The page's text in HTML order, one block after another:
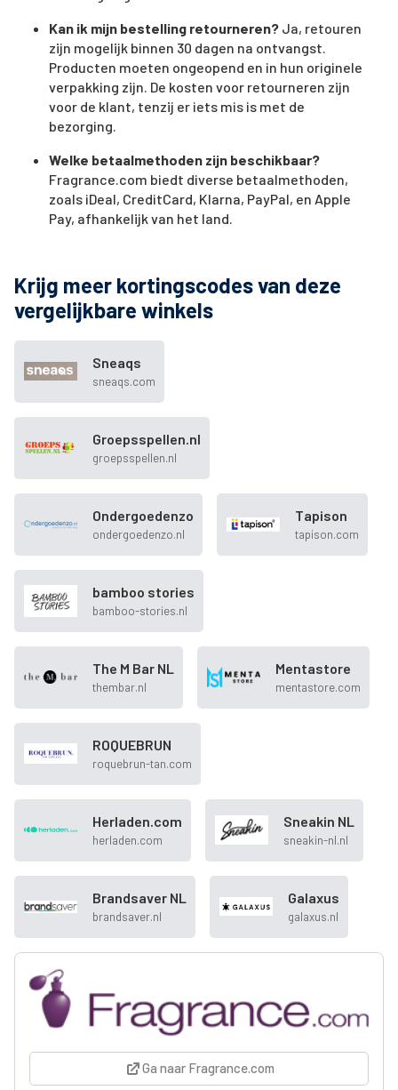
Kan ik mijn bestelling retourneren?Ja, retouren
zijn mogelijk binnen 30 dagen na ontvangst.
Producten moeten ongeopend en in hun originele
verpakking zijn. De kosten voor retourneren zijn
voor de klant, tenzij er iets mis is met de
bezorging.
Welke betaalmethoden zijn beschikbaar?
Fragrance.com biedt diverse betaalmethoden,
zoals iDeal, CreditCard, Klarna, PayPal, en Apple
Pay, afhankelijk van het land.
Krijg meer kortingscodes van deze
vergelijkbare winkels
Sneaqs
sneaqs.com
Groepsspellen.nl
groepsspellen.nl
Ondergoedenzo
ondergoedenzo.nl
Tapison
tapison.com
bamboo stories
bamboo-stories.nl
The M Bar NL
thembar.nl
Mentastore
mentastore.com
ROQUEBRUN
roquebrun-tan.com
Herladen.com
herladen.com
Sneakin NL
sneakin-nl.nl
Brandsaver NL
brandsaver.nl
Galaxus
galaxus.nl
Ga naar Fragrance.com